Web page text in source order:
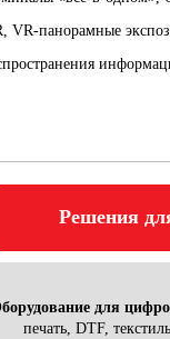
панорамные
Решения
для
печать, DTF,